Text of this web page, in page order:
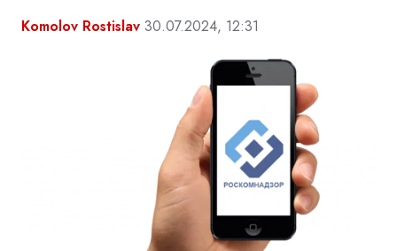
Komolov Rostislav 30.07.2024, 12:31